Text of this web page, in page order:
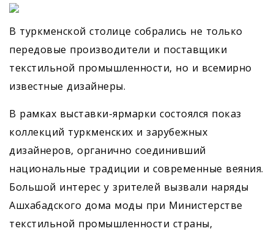
В туркменской столице собрались не только
передовые производители и поставщики
текстильной промышленности, но и всемирно
известные дизайнеры.
В рамках выставки-ярмарки состоялся показ
коллекций туркменских и зарубежных
дизайнеров, органично соединивший
национальные традиции и современные веяния.
Большой интерес у зрителей вызвали наряды
Ашхабадского дома моды при Министерстве
текстильной промышленности страны,